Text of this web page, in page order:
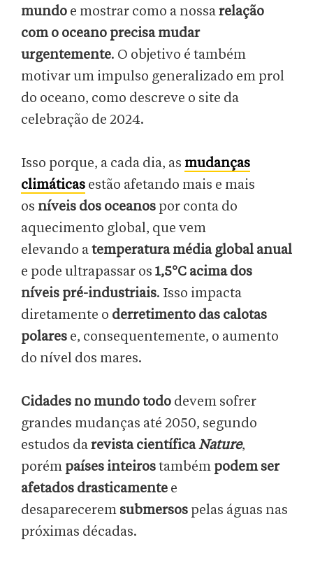
mundo e mostrar como a nossarelação
com o oceano precisa mudar
urgentemente. O objetivo é também
motivar um impulso generalizado em prol
do oceano, como descreve o site da
celebração de 2024.
Isso porque, a cada dia, as mudanças
climáticas estão afetando mais e mais
os níveis dos oceanos por conta do
aquecimento global, que vem
elevando atemperatura média global anual
e pode ultrapassar os 1,5°C acima dos
níveis pré-industriais. Isso impacta
diretamente o derretimento das calotas
polares e, consequentemente, o aumento
do nível dos mares.
Cidades no mundo todo devem sofrer
grandes mudanças até 2050, segundo
estudos darevista científicaNature,
porém países inteirostambém podem ser
afetados drasticamente e
desaparecerem submersos pelas águas nas
próximas décadas.